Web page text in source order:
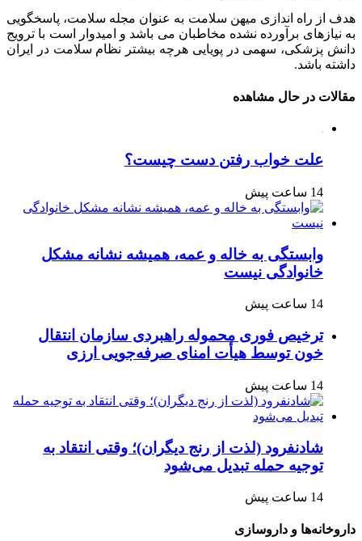
هدف از راه اندازی میهن سلامت به عنوان مجله سلامت، پاسخگویی
به نیازهای برآورده نشده مخاطبان می باشد و امیدوار است با ترویج
دانش پزشکی، سهمی در پویایی هرچه بیشتر نظام سلامت در ایران
داشته باشد.
مقالات در حال مشاهده
علت خواب رفتن دست چیست؟
14 ساعت پیش
وابستگی به خاله و عمه، همیشه نشانه مشکل
خانوادگی نیست
14 ساعت پیش
ترخیص فوری محموله راهبردی سازمان انتقال
خون توسط هیأت امنای صرفه‌جویی ارزی
14 ساعت پیش
شادنفرود (لذت از رنج دیگران)؛ وقتی انتقاد به
توجیه حمله تبدیل می‌شود
14 ساعت پیش
داروخانه‌ها و داروسازی